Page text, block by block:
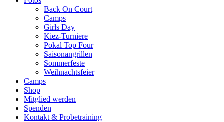
Back On Court
Camps
Girls Day
Kiez-Turniere
Pokal Top Four
Saisonangrillen
Sommerfeste
Weihnachtsfeier
Camps
Shop
Mitglied werden
Spenden
Kontakt & Probetraining